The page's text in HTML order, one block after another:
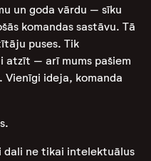
un goda vārdu – sīku
komandas sastāvu. Tā
puses. Tik
atzīt – arī mums pašiem
Vienīgi ideja, komanda
dali ne tikai intelektuālus